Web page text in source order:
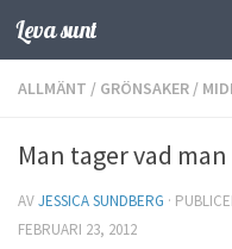
Hoppa till innehåll
Leva sunt
ALLMÄNT / GRÖNSAKER /
Man tager vad
AVJESSICA SUNDBERG ·
FEBRUARI 23, 2012